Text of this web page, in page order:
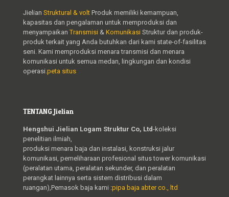
Jielian Struktural & volt Produk memiliki kemampuan,
kapasitas dan pengalaman untuk memproduksi dan
menyampaikanTransmisi & Komunikasi Struktur dan produk-
produk terkait yang Anda butuhkan dari kami state-of-fasilitas
seni. Kami memproduksi menara transmisi dan menara
komunikasi untuk semua medan, lingkungan dan kondisi
operasi. peta situs
TENTANG Jielian
Hengshui Jielian Logam Struktur Co, Ltd-koleksi
penelitian ilmiah,
produksi menara baja dan instalasi, konstruksi jalur
komunikasi, pemeliharaan profesional situs tower komunikasi
(peralatan utama, peralatan sekunder, dan peralatan
perangkat lainnya serta sistem distribusi dalam
ruangan),Pemasok baja kami :pipa baja abter co., ltd